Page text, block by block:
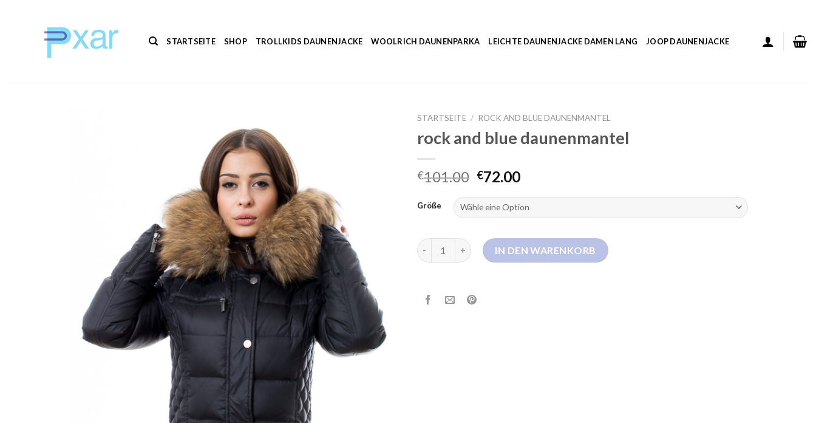
STARTSEITE SHOP TROLLKIDS DAUNENJACKE WOOLRICH DAUNENPARKA LEICHTE DAUNENJACKE DAMEN LANG JOOP DAUNENJACKE
STARTSEITE / ROCK AND BLUE DAUNENMANTEL
rock and blue daunenmantel
€101.00 €72.00
Größe
rock and blue daunenmantel Menge
IN DEN WARENKORB